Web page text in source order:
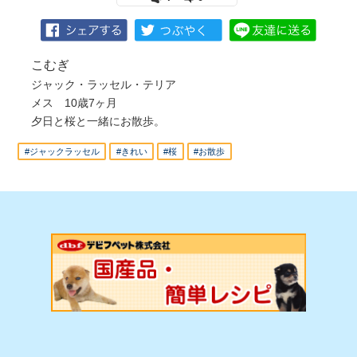
こむぎ
ジャック・ラッセル・テリア
メス 10歳7ヶ月
夕日と桜と一緒にお散歩。
#ジャックラッセル #きれい #桜 #お散歩